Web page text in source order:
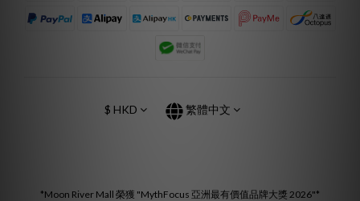
$ HKD 繁體中文
*Moon River Mall 榮獲 "MythFocus 亞洲最有價值品牌大獎 2026"*